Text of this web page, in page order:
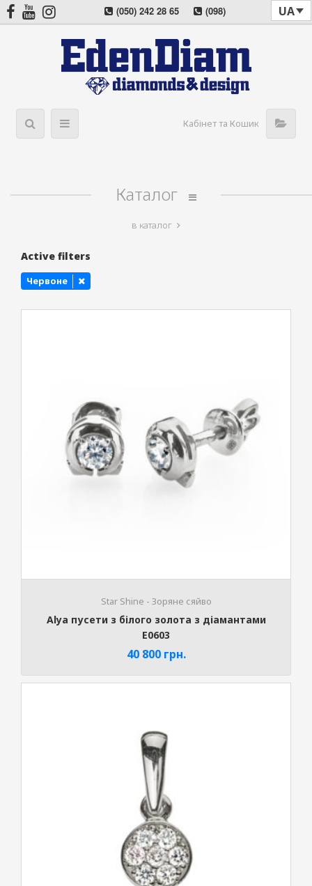
(050) 242 28 65
(098)
022 08 57
(044) 405 03 11
UA
Кабінет та Кошик
Каталог
в каталог
Active filters
Червоне
Stаr Shine - Зоряне сяйво
Alya пусети з білого золота з діамантами
E0603
40 800 грн.